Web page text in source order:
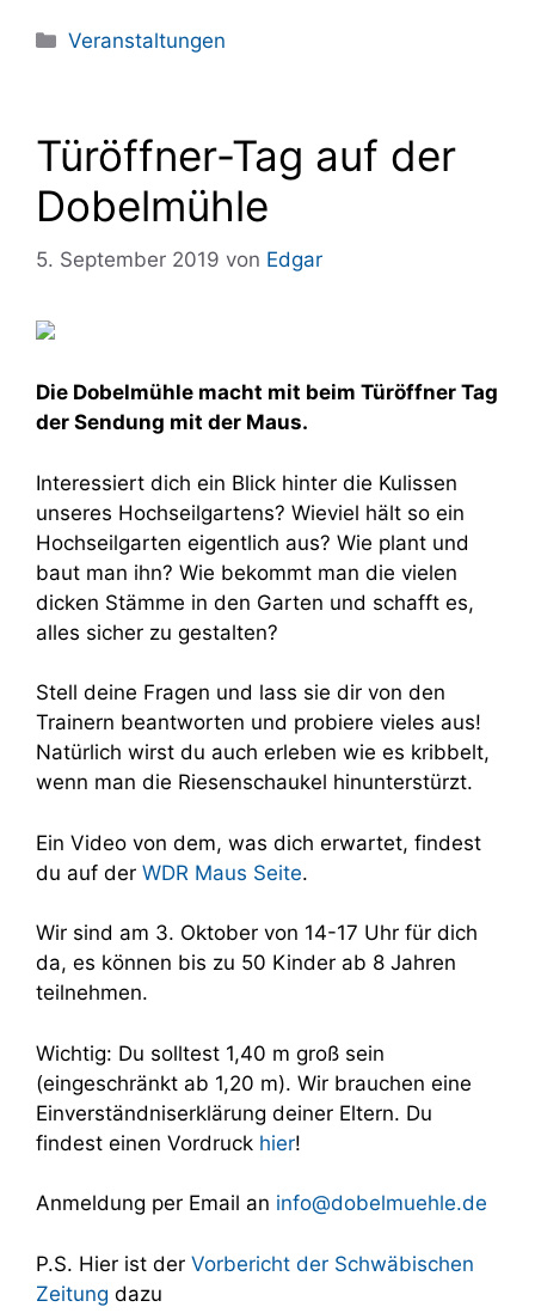
Kategorien
Veranstaltungen
Türöffner-Tag auf der
Dobelmühle
5. September 2019 von Edgar
Die Dobelmühle macht mit beim Türöffner Tag
der Sendung mit der Maus.
Interessiert dich ein Blick hinter die Kulissen
unseres Hochseilgartens? Wieviel hält so ein
Hochseilgarten eigentlich aus? Wie plant und
baut man ihn? Wie bekommt man die vielen
dicken Stämme in den Garten und schafft es,
alles sicher zu gestalten?
Stell deine Fragen und lass sie dir von den
Trainern beantworten und probiere vieles aus!
Natürlich wirst du auch erleben wie es kribbelt,
wenn man die Riesenschaukel hinunterstürzt.
Ein Video von dem, was dich erwartet, findest
du auf der WDR Maus Seite.
Wir sind am 3. Oktober von 14-17 Uhr für dich
da, es können bis zu 50 Kinder ab 8 Jahren
teilnehmen.
Wichtig: Du solltest 1,40 m groß sein
(eingeschränkt ab 1,20 m). Wir brauchen eine
Einverständniserklärung deiner Eltern. Du
findest einen Vordruck hier!
Anmeldung per Email an info@dobelmuehle.de
P.S. Hier ist der Vorbericht der Schwäbischen
Zeitung dazu